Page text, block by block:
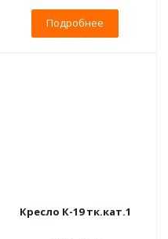
Подробнее
Кресло К-19 тк.кат.1